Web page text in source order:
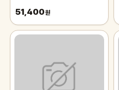
51,400원